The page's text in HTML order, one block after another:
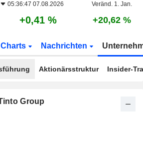
05:36:47 07.08.2026 Veränd. 1. Jan.
+0,41 % +20,62 %
Charts Nachrichten
Aktionärsstruktur Insider-
Group